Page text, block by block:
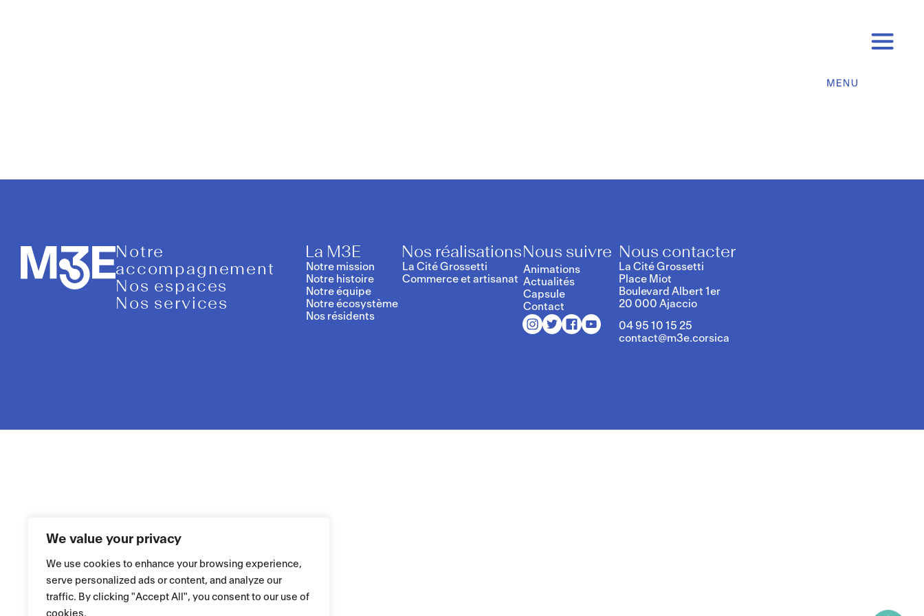
We value your privacy
We use cookies to enhance your browsing experience,
serve personalized ads or content, and analyze our
traffic. By clicking "Accept All", you consent to our use of
Notre
accompagnement
Nos espaces
Nos services
La M3E
Notre mission
Notre histoire
Notre équipe
Notre écosystème
Nos résidents
Nos réalisations
La Cité Grossetti
Commerce et artisanat
Nous suivre
Animations
Actualités
Capsule
Contact
Nous contacter
La Cité Grossetti
Place Miot
Boulevard Albert 1er
20 000 Ajaccio
04 95 10 15 25
contact@m3e.corsica